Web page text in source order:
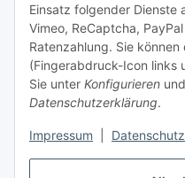
Einsatz folgender Dienste
Vimeo, ReCaptcha,
Ratenzahlung. Sie
(Fingerabdruck-Icon links
Sie unter Konfigurieren
Datenschutzerklärung.
Impressum Datenschutz
Unsere Seiten
Social Media